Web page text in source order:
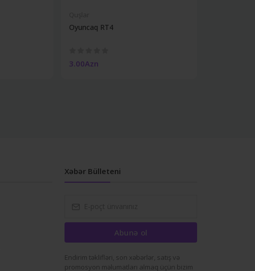
Oyuncaq RT4
3.00Azn
Xəbər Bülleteni
Abunə ol
Endirim təklifləri, son xəbərlər, satış və
promosyon məlumatları almaq üçün bizim